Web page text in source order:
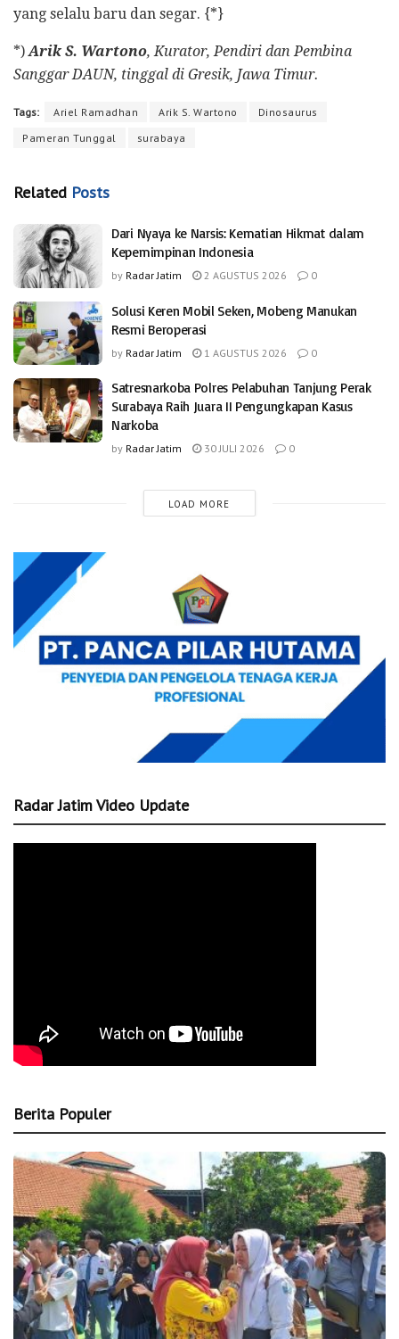
yang selalu baru dan segar. {*}
*) Arik S. Wartono, Kurator, Pendiri dan Pembina
Sanggar DAUN, tinggal di Gresik, Jawa Timur.
Tags: Ariel Ramadhan Arik S. Wartono
Dinosaurus
Pameran Tunggal
surabaya
Related Posts
Dari Nyaya ke Narsis: Kematian Hikmat dalam
Kepemimpinan Indonesia
by Radar Jatim 2 AGUSTUS 2026 0
Solusi Keren Mobil Seken, Mobeng Manukan
Resmi Beroperasi
by Radar Jatim 1 AGUSTUS 2026 0
Satresnarkoba Polres Pelabuhan Tanjung Perak
Surabaya Raih Juara II Pengungkapan Kasus
Narkoba
by Radar Jatim 30 JULI 2026 0
LOAD MORE
Radar Jatim Video Update
Berita Populer